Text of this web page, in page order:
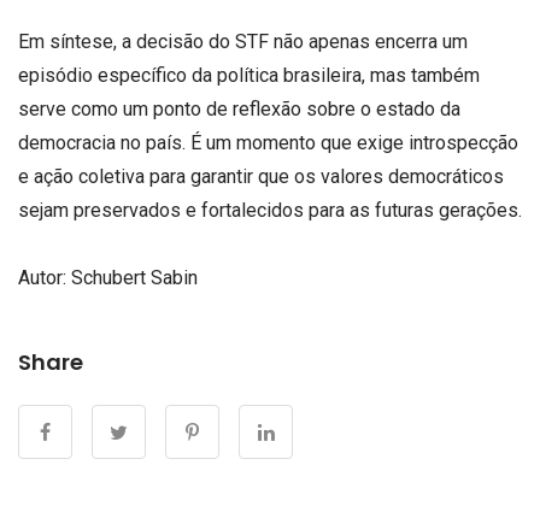
Em síntese, a decisão do STF não apenas encerra um
episódio específico da política brasileira, mas também
serve como um ponto de reflexão sobre o estado da
democracia no país. É um momento que exige introspecção
e ação coletiva para garantir que os valores democráticos
sejam preservados e fortalecidos para as futuras gerações.
Autor: Schubert Sabin
Share